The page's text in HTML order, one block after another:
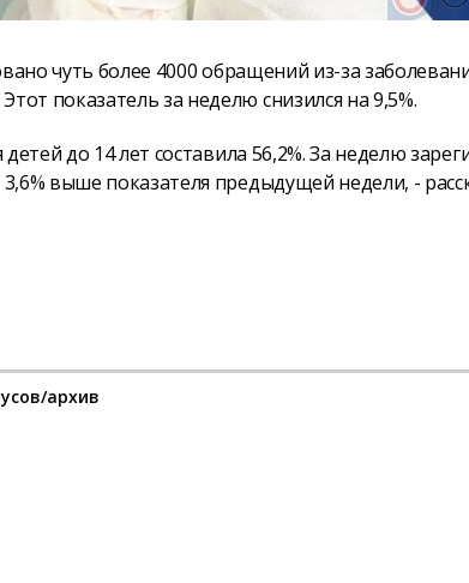
чуть более 4000 обращений из-за
показатель за неделю снизился на 9,5%.
до 14 лет составила 56,2%. За неделю
выше показателя предыдущей недели, -
архив